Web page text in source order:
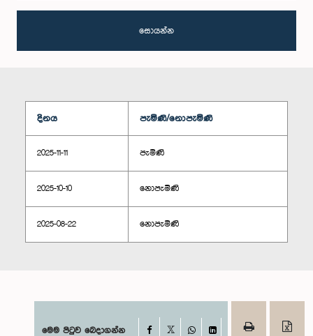
සොයන්න
දිනය පැමිණි/නොපැමිණි
2025-11-11 පැමිණි
2025-10-10 නොපැමිණි
2025-08-22 නොපැමිණි
මෙම පිටුව බෙදාගන්න Facebook